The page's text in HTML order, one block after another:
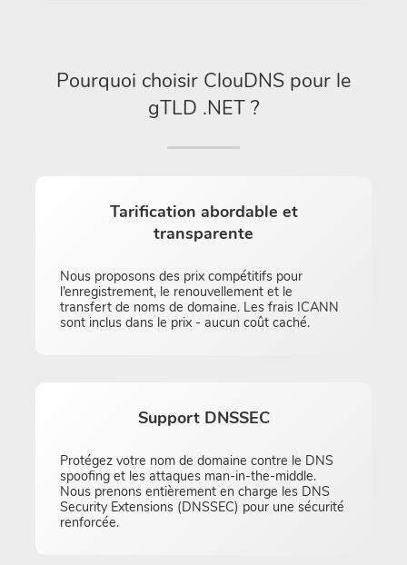
Pourquoi choisir ClouDNS pour le
gTLD .NET ?
Tarification abordable et
transparente
Nous proposons des prix compétitifs pour
l’enregistrement, le renouvellement et le
transfert de noms de domaine. Les frais ICANN
sont inclus dans le prix - aucun coût caché.
Support DNSSEC
Protégez votre nom de domaine contre le DNS
spoofing et les attaques man-in-the-middle.
Nous prenons entièrement en charge les DNS
Security Extensions (DNSSEC) pour une sécurité
renforcée.